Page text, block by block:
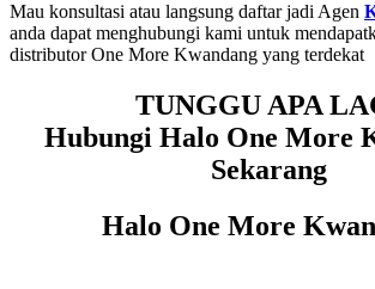
Mau konsultasi atau langsung daftar jadi Agen
anda dapat menghubungi kami untuk
distributor One More Kwandang yang terdekat
TUNGGU APA
Hubungi Halo One More
Sekarang
Halo One More